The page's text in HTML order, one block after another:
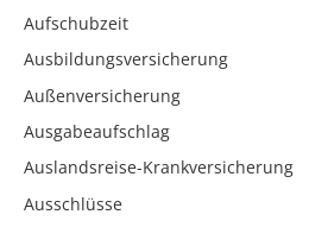
Aufschubzeit
Ausbildungsversicherung
Außenversicherung
Ausgabeaufschlag
Auslandsreise-Krankversicherung
Ausschlüsse